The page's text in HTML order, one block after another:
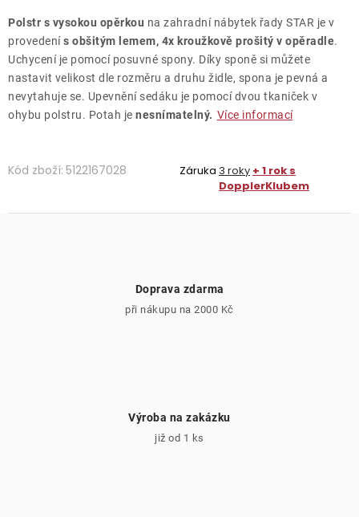
Polstr s vysokou opěrkou na zahradní nábytek řady STAR je v
provedenís obšitým lemem, 4x kroužkově prošitý v opěradle.
Uchycení je pomocí posuvné spony. Díky sponě si můžete
nastavit velikost dle rozměru a druhu židle, spona je pevná a
nevytahuje se. Upevnění sedáku je pomocí dvou tkaniček v
ohybu polstru. Potah je nesnímatelný. Více informací
Kód zboží: 5122167028 Záruka 3 roky + 1 rok s
DopplerKlubem
Doprava zdarma
při nákupu na 2000 Kč
Výroba na zakázku
již od 1 ks